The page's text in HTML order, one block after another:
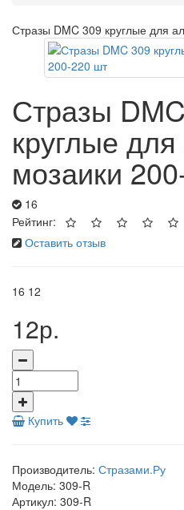
Стразы DMC 309 круглые для
Стразы
круглые
мозаики
16
Рейтинг:
Оставить отзыв
16 12
12р.
Купить
Производитель: Стразами.Ру
Модель: 309-R
Артикул: 309-R